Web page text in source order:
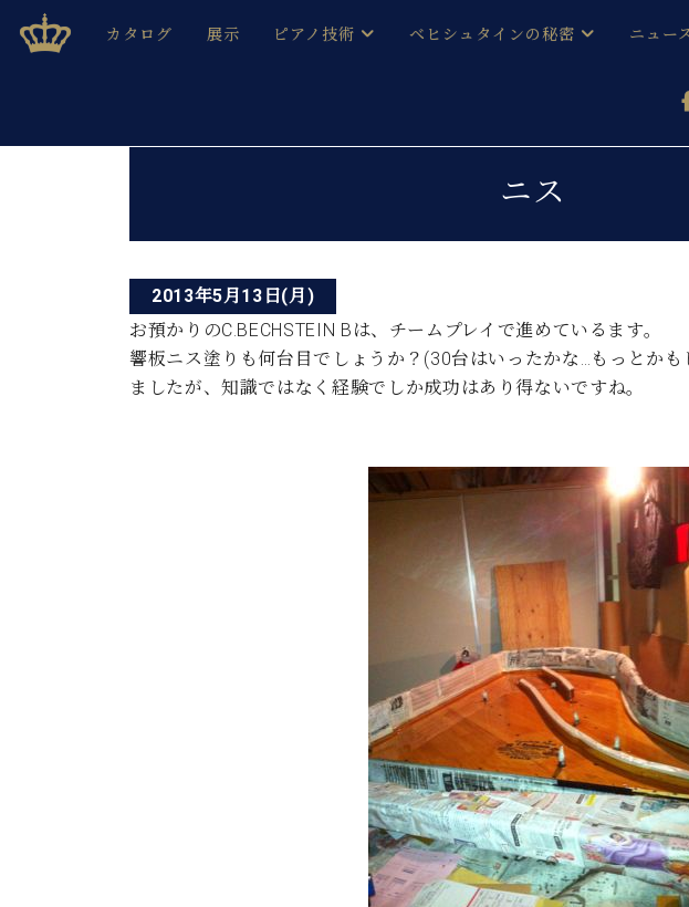
ベヒシュタインジャパン公式サイト
BECHSTEIN JAPAN Official Site
カタログ
C.ベヒシュタイン コンサート/C.ベヒシュタイン レ
C.ベヒ
C.BECHSTEIN Digital(ベヒシュタイン デジタル)
展示 ピアノ技術
み
ピアノ製造番号
ベヒシュタインの秘密
ベヒシュタインを弾く前に
納入実績 ホール・スタジオ
納入実績 音楽教室
ご愛用者の声
ニュー
メルマ
(お知
キャン
コンサ
代理店
コンク
音楽教
ベヒシュタイン・セントラム 東京
ホール・スタジオレンタル
アーティストカスタマーサービス(調律)
尾山調律師のブログ Die Musikgasse（音楽の小道）
ニス
2013年5月13日(月)
お預かりのC.BECHSTEIN Bは、チームプレイで進めているます。
響板ニス塗りも何台目でしょうか？(30台はいったかな…もっとか
ましたが、知識ではなく経験でしか成功はあり得ないですね。
ナ
ビ
ゲ
ー